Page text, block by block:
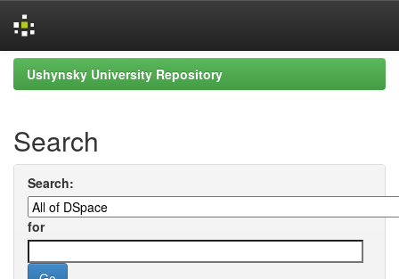
Skip
navigation
Ushynsky University Repository
Search
Search:
for